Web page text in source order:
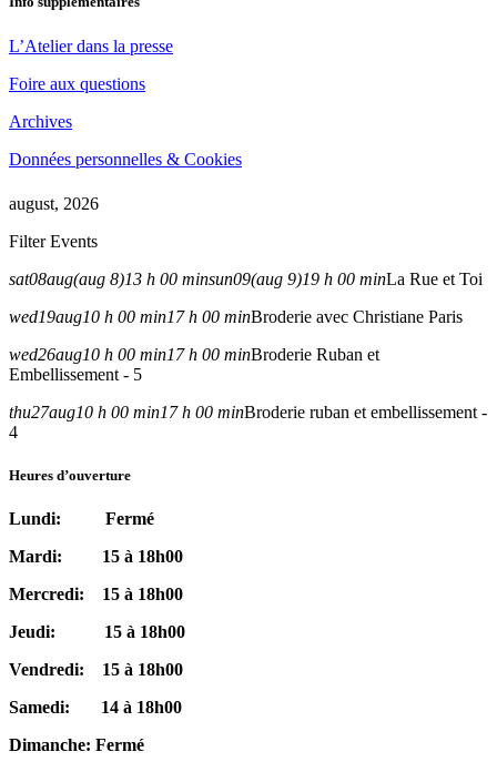
L’Atelier dans la presse
Foire aux questions
Archives
Données personnelles & Cookies
august, 2026
Filter Events
sat08aug(aug 8)13 h 00 minsun09(aug 9)19 h 00 minLa Rue et Toi
wed19aug10 h 00 min17 h 00 minBroderie avec Christiane Paris
wed26aug10 h 00 min17 h 00 minBroderie Ruban et
Embellissement - 5
thu27aug10 h 00 min17 h 00 minBroderie ruban et embellissement -
4
Heures d’ouverture
Lundi: Fermé
Mardi: 15 à 18h00
Mercredi: 15 à 18h00
Jeudi: 15 à 18h00
Vendredi: 15 à 18h00
Samedi: 14 à 18h00
Dimanche: Fermé